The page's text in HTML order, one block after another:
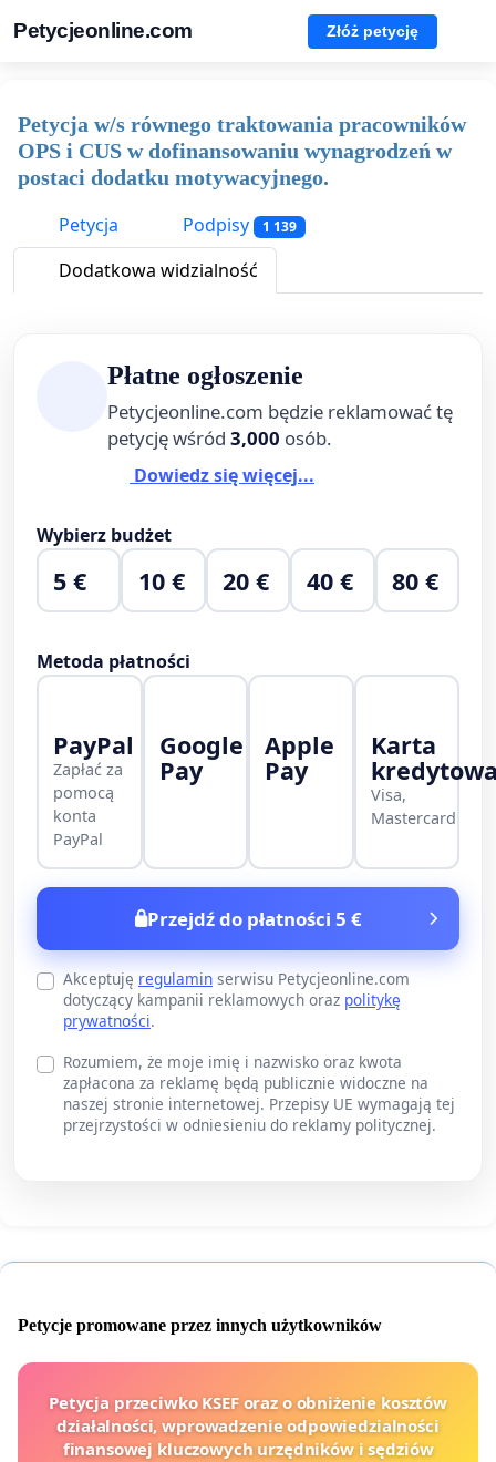
Petycjeonline.com Złóż petycję
Petycja w/s równego traktowania pracowników
OPS i CUS w dofinansowaniu wynagrodzeń w
postaci dodatku motywacyjnego.
Petycja
Podpisy 1 139
Dodatkowa widzialność
Płatne ogłoszenie
Petycjeonline.com będzie reklamować tę
petycję wśród 3,000 osób.
Dowiedz się więcej...
Wybierz budżet
5 € 10 € 20 € 40 € 80 €
Metoda płatności
PayPal
Zapłać za
pomocą
konta
PayPal
Google
Pay
Apple
Pay
Karta
Visa,
Mastercard
Przejdź do płatności 5 €
Akceptuję regulamin serwisu Petycjeonline.com
dotyczący kampanii reklamowych oraz politykę
prywatności.
Rozumiem, że moje imię i nazwisko oraz kwota
zapłacona za reklamę będą publicznie widoczne na
naszej stronie internetowej. Przepisy UE wymagają tej
przejrzystości w odniesieniu do reklamy politycznej.
Petycje promowane przez innych użytkowników
Petycja przeciwko KSEF oraz o obniżenie kosztów
działalności, wprowadzenie odpowiedzialności
finansowej kluczowych urzędników i sędziów